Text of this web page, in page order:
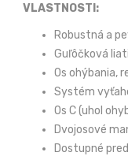
VLASTNOSTI:
Robustná a
Guľôčková
Os ohýbania,
Systém
Os C (uhol
Dvojosové
Dostupné